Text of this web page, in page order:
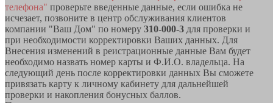
телефона" проверьте введенные данные, если ошибка не
исчезает, позвоните в центр обслуживания клиентов
компании "Ваш Дом" по номеру 310-000-3 для проверки и
при необходимости корректировки Ваших данных. Для
Внесения изменений в реистрационные данные Вам будет
необходимо назвать номер карты и Ф.И.О. владельца. На
следующий день после корректировки данных Вы сможете
привязать карту к личному кабинету для дальнейшей
проверки и накопления бонусных баллов.